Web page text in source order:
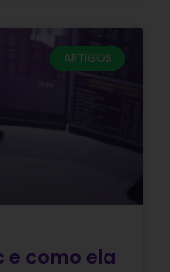
ARTIGOS
e como ela